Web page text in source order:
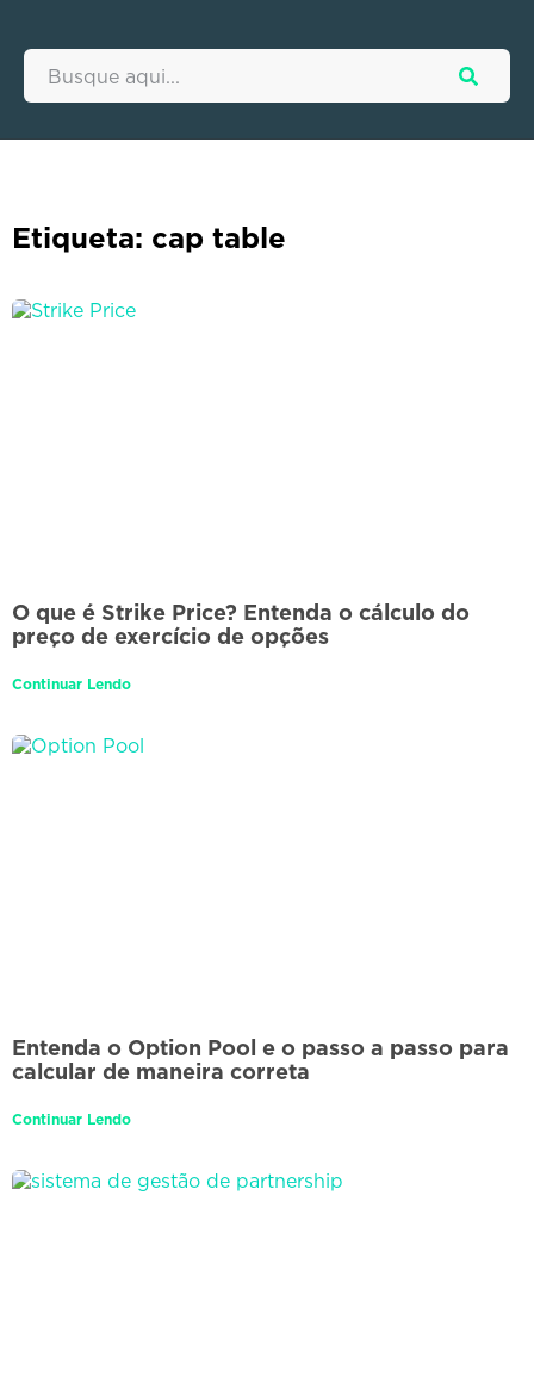
Etiqueta: cap table
O que é Strike Price? Entenda o cálculo do
preço de exercício de opções
Continuar Lendo
Entenda o Option Pool e o passo a passo para
calcular de maneira correta
Continuar Lendo